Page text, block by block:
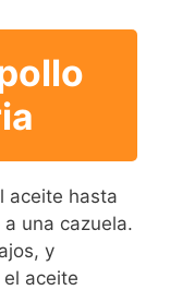
aceite hasta
una cazuela.
y
aceite